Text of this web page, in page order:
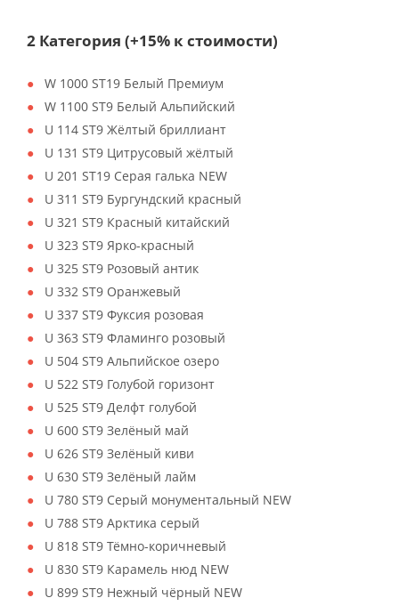
2 Категория (+15% к стоимости)
W 1000 ST19 Белый Премиум
W 1100 ST9 Белый Альпийский
U 114 ST9 Жёлтый бриллиант
U 131 ST9 Цитрусовый жёлтый
U 201 ST19 Серая галька NEW
U 311 ST9 Бургундский красный
U 321 ST9 Красный китайский
U 323 ST9 Ярко-красный
U 325 ST9 Розовый антик
U 332 ST9 Оранжевый
U 337 ST9 Фуксия розовая
U 363 ST9 Фламинго розовый
U 504 ST9 Альпийское озеро
U 522 ST9 Голубой горизонт
U 525 ST9 Делфт голубой
U 600 ST9 Зелёный май
U 626 ST9 Зелёный киви
U 630 ST9 Зелёный лайм
U 780 ST9 Серый монументальный NEW
U 788 ST9 Арктика серый
U 818 ST9 Тёмно-коричневый
U 830 ST9 Карамель нюд NEW
U 899 ST9 Нежный чёрный NEW